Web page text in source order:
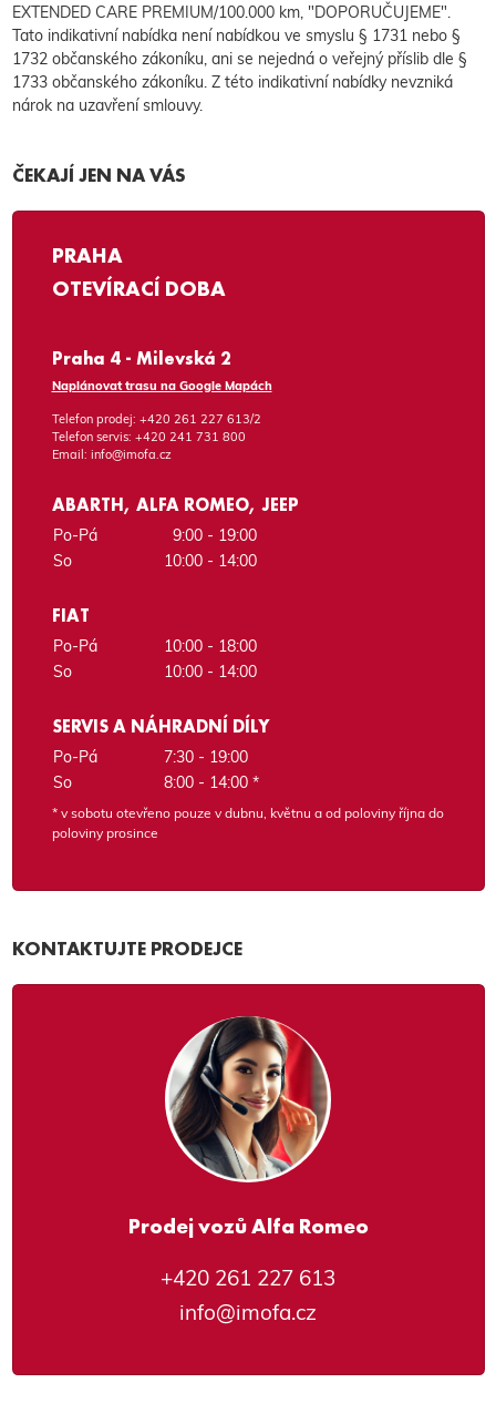
EXTENDED CARE PREMIUM/100.000 km, "DOPORUČUJEME".
Tato indikativní nabídka není nabídkou ve smyslu § 1731 nebo §
1732 občanského zákoníku, ani se nejedná o veřejný příslib dle §
1733 občanského zákoníku. Z této indikativní nabídky nevzniká
nárok na uzavření smlouvy.
ČEKAJÍ JEN NA VÁS
PRAHA
OTEVÍRACÍ DOBA
Praha 4 - Milevská 2
Naplánovat trasu na Google Mapách
Telefon prodej: +420 261 227 613/2
Telefon servis: +420 241 731 800
Email: info@imofa.cz
ABARTH, ALFA ROMEO, JEEP
Po-Pá
9:00 - 19:00
So
10:00 - 14:00
FIAT
Po-Pá
10:00 - 18:00
So
10:00 - 14:00
SERVIS A NÁHRADNÍ DÍLY
Po-Pá
7:30 - 19:00
So
8:00 - 14:00 *
* v sobotu otevřeno pouze v dubnu, květnu a od poloviny října do
poloviny prosince
KONTAKTUJTE PRODEJCE
Prodej vozů Alfa Romeo
+420 261 227 613
info@imofa.cz